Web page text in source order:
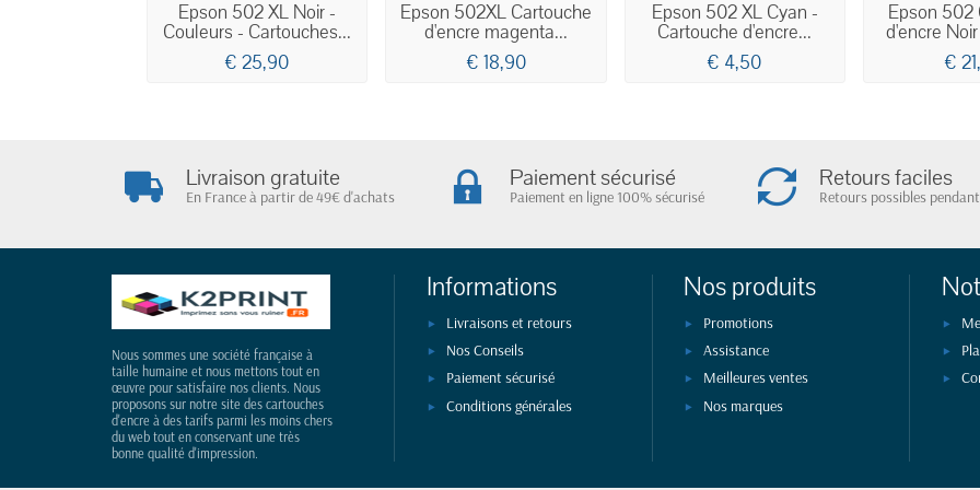
Epson 502 XL Noir -
Couleurs - Cartouches...
€ 25,90
Epson 502XL Cartouche
d'encre magenta...
€ 18,90
Epson 502 XL Cyan -
Cartouche d'encre...
€ 4,50
Epson 502
d'encre
€
Livraison gratuite
En France à partir de 49€ d'achats
Paiement sécurisé
Paiement en ligne 100% sécurisé
Retours faciles
Retours possibles
Nous sommes une société française à
taille humaine et nous mettons tout en
œuvre pour satisfaire nos clients. Nous
proposons sur notre site des cartouches
d'encre à des tarifs parmi les moins chers
du web tout en conservant une très
bonne qualité d'impression.
Informations
Livraisons et retours
Nos Conseils
Paiement sécurisé
Conditions générales
Nos produits
Promotions
Assistance
Meilleures ventes
Nos marques